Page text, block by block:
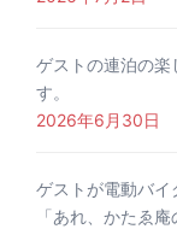
ゲストの連泊の
す。
2026年6月30日
ゲストが電動バ
「あれ、かたゑ